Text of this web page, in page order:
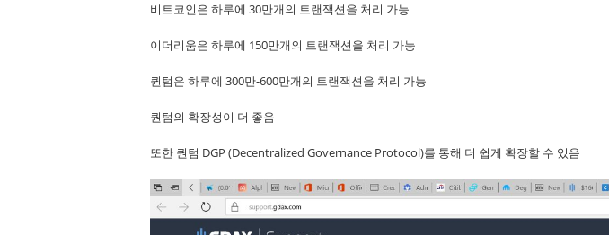
비트코인은 하루에 30만개의 트랜잭션을 처리 가능
이더리움은 하루에 150만개의 트랜잭션을 처리 가능
퀀텀은 하루에 300만-600만개의 트랜잭션을 처리 가능
퀀텀의 확장성이 더 좋음
또한 퀀텀 DGP (Decentralized Governance Protocol)를 통해 더 쉽게 확장할 수 있음